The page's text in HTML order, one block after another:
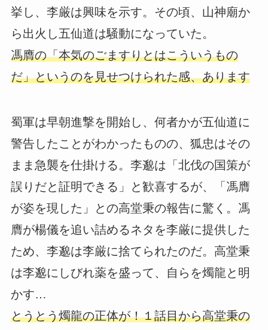
挙し、李厳は興味を示す。その頃、山神廟か
ら出火し五仙道は騒動になっていた。
馮膺の「本気のごますりとはこういうもの
だ」というのを見せつけられた感、あります
蜀軍は早朝進撃を開始し、何者かが五仙道に
警告したことがわかったものの、狐忠はその
まま急襲を仕掛ける。李邈は「北伐の国策が
誤りだと証明できる」と歓喜するが、「馮膺
が姿を現した」との高堂秉の報告に驚く。馮
膺が楊儀を追い詰めるネタを李厳に提供した
ため、李邈は李厳に捨てられたのだ。高堂秉
は李邈にしびれ薬を盛って、自らを燭龍と明
かす…
とうとう燭龍の正体が！１話目から高堂秉の